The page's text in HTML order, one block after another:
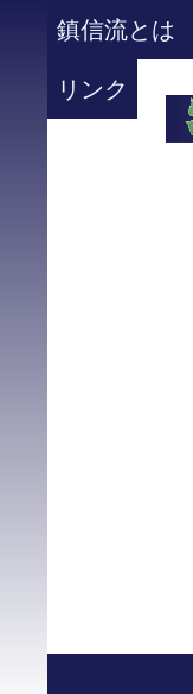
鎮信流とは
リンク